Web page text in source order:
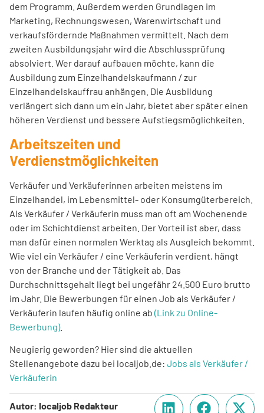
dem Programm. Außerdem werden Grundlagen im
Marketing, Rechnungswesen, Warenwirtschaft und
verkaufsfördernde Maßnahmen vermittelt. Nach dem
zweiten Ausbildungsjahr wird die Abschlussprüfung
absolviert. Wer darauf aufbauen möchte, kann die
Ausbildung zum Einzelhandelskaufmann / zur
Einzelhandelskauffrau anhängen. Die Ausbildung
verlängert sich dann um ein Jahr, bietet aber später einen
höheren Verdienst und bessere Aufstiegsmöglichkeiten.
Arbeitszeiten und
Verdienstmöglichkeiten
Verkäufer und Verkäuferinnen arbeiten meistens im
Einzelhandel, im Lebensmittel- oder Konsumgüterbereich.
Als Verkäufer / Verkäuferin muss man oft am Wochenende
oder im Schichtdienst arbeiten. Der Vorteil ist aber, dass
man dafür einen normalen Werktag als Ausgleich bekommt.
Wie viel ein Verkäufer / eine Verkäuferin verdient, hängt
von der Branche und der Tätigkeit ab. Das
Durchschnittsgehalt liegt bei ungefähr 24.500 Euro brutto
im Jahr. Die Bewerbungen für einen Job als Verkäufer /
Verkäuferin laufen häufig online ab (Link zu Online-
Bewerbung).
Neugierig geworden? Hier sind die aktuellen
Stellenangebote dazu bei localjob.de: Jobs als Verkäufer /
Verkäuferin
Autor: localjob Redakteur